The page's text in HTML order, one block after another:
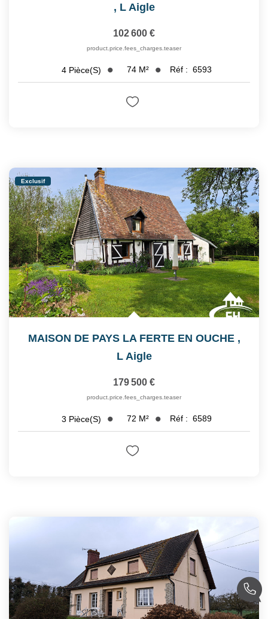
, L Aigle
102 600 €
product.price.fees_charges.teaser
4 Pièce(s) 74 M² Réf : 6593
Exclusif
MAISON DE PAYS LA FERTE EN OUCHE ,
L Aigle
179 500 €
product.price.fees_charges.teaser
3 Pièce(s) 72 M² Réf : 6589